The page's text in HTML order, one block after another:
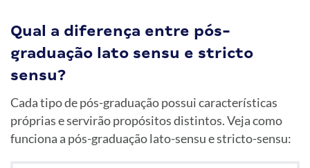
Qual a diferença entre pós-
graduação lato sensu e stricto
sensu?
Cada tipo de pós-graduação possui características
próprias e servirão propósitos distintos. Veja como
funciona a pós-graduação lato-sensu e stricto-sensu: